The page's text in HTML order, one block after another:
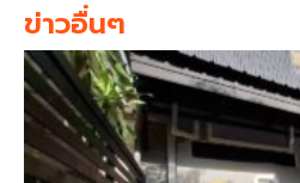
ข่าวอื่นๆ